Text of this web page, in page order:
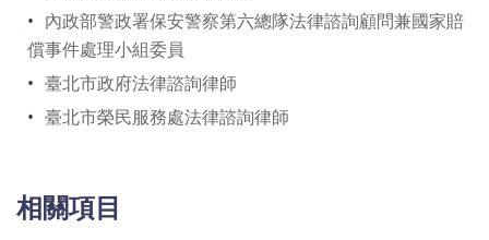
內政部警政署保安警察第六總隊法律諮詢顧問兼國家賠
償事件處理小組委員
臺北市政府法律諮詢律師
臺北市榮民服務處法律諮詢律師
相關項目